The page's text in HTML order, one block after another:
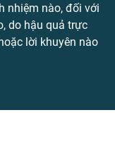
nhiệm nào, đối với
do hậu quả trực
lời khuyên nào